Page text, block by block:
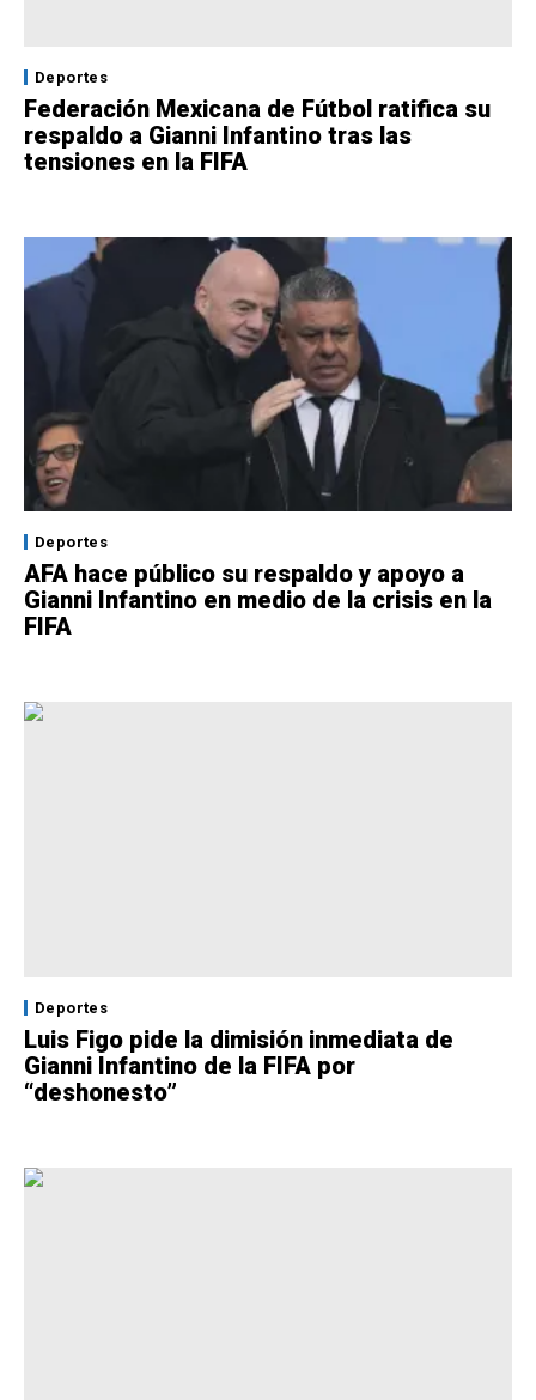
Deportes
Federación Mexicana de Fútbol ratifica su
respaldo a Gianni Infantino tras las
tensiones en la FIFA
Deportes
AFA hace público su respaldo y apoyo a
Gianni Infantino en medio de la crisis en la
FIFA
Deportes
Luis Figo pide la dimisión inmediata de
Gianni Infantino de la FIFA por
“deshonesto”